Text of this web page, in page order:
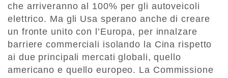
che arriveranno al 100% per gli autoveicoli
elettrico. Ma gli Usa sperano anche di creare
un fronte unito con l’Europa, per innalzare
barriere commerciali isolando la Cina rispetto
ai due principali mercati globali, quello
americano e quello europeo. La Commissione